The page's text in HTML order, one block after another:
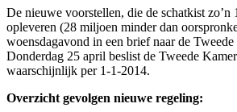
De nieuwe voorstellen, die de schatkist zo’n
opleveren (28 miljoen minder dan
woensdagavond in een brief naar de
Donderdag 25 april beslist de Tweede
waarschijnlijk per 1-1-2014.
Overzicht gevolgen nieuwe regeling: